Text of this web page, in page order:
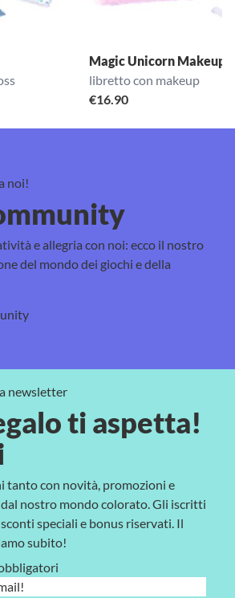
Magic Unicorn Makeup
libretto con makeup
€16.90
noi!
e allegria con noi: ecco il nostro
del mondo dei giochi e della
newsletter
ti aspetta!
tanto con novità, promozioni e
nostro mondo colorato. Gli iscritti
speciali e bonus riservati. Il
subito!